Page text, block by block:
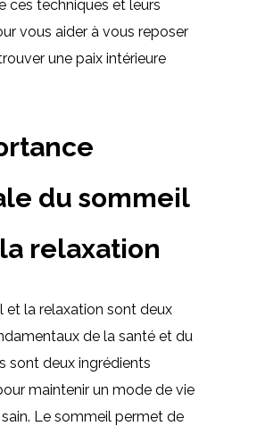
ces techniques et leurs
vous aider à vous reposer
une paix intérieure
du sommeil
relaxation
et la relaxation sont deux
de la santé et du
sont deux ingrédients
maintenir un mode de vie
Le sommeil permet de